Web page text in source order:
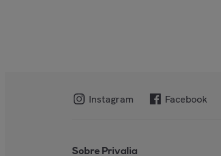
Instagram Facebook
Sobre Privalia